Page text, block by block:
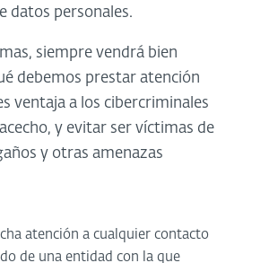
datos personales.
siempre vendrá bien
debemos prestar atención
ventaja a los cibercriminales
y evitar ser víctimas de
y otras amenazas
atención a cualquier contacto
de una entidad con la que